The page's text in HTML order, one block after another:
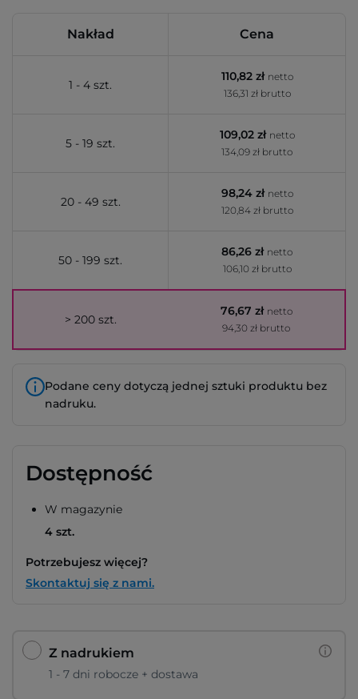
Nakład Cena
1 - 4 szt.
110,82 zł netto
136,31 zł brutto
5 - 19 szt.
109,02 zł netto
134,09 zł brutto
20 - 49 szt.
98,24 zł netto
120,84 zł brutto
50 - 199 szt.
86,26 zł netto
106,10 zł brutto
> 200 szt.
76,67 zł netto
94,30 zł brutto
Podane ceny dotyczą jednej sztuki produktu bez
nadruku.
Dostępność
W magazynie
4 szt.
Potrzebujesz więcej?
Skontaktuj się z nami.
Z nadrukiem
1 - 7 dni robocze + dostawa